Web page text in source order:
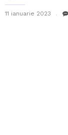
11 ianuarie 2023